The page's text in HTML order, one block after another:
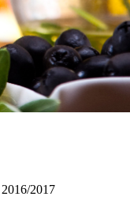
2017